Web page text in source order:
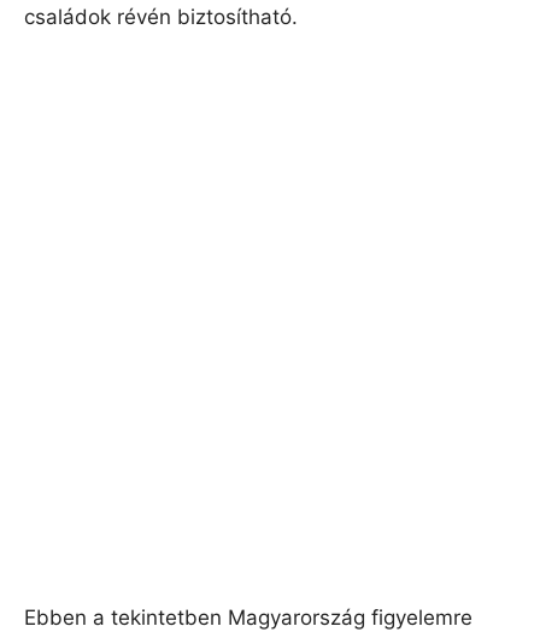
családok révén biztosítható.
Ebben a tekintetben Magyarország figyelemre